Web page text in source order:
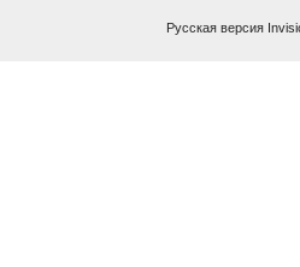
Русская версия